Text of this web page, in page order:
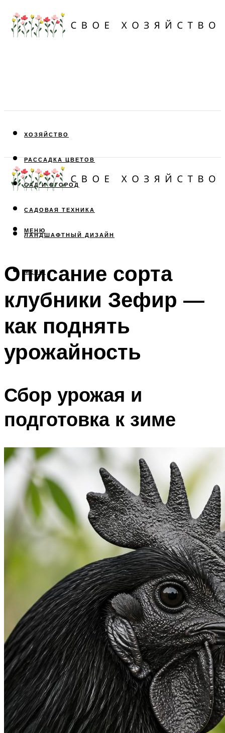
ХОЗЯЙСТВО
РАССАДКА ЦВЕТОВ
САД И ОГОРОД
САДОВАЯ ТЕХНИКА
ЛАНДШАФТНЫЙ ДИЗАЙН
МЕНЮ
МЕНЮ
Описание сорта
клубники Зефир —
как поднять
урожайность
Сбор урожая и
подготовка к зиме